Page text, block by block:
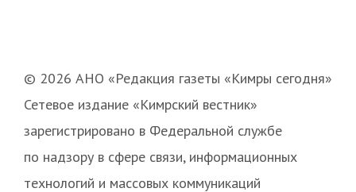
© 2026 АНО «Редакция газеты «Кимры сегодня»
Сетевое издание «Кимрский вестник»
зарегистрировано в Федеральной службе
по надзору в сфере связи, информационных
технологий и массовых коммуникаций